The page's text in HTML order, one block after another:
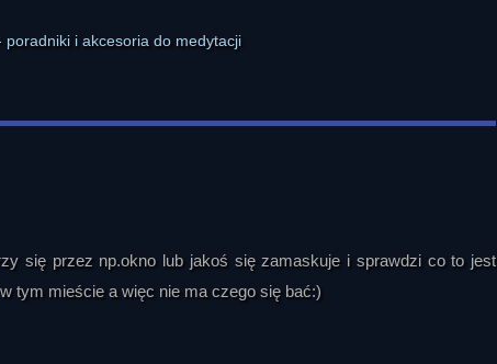
się przez np.okno lub jakoś się zamaskuje i sprawdzi co to jest
tym mieście a więc nie ma czego się bać:)